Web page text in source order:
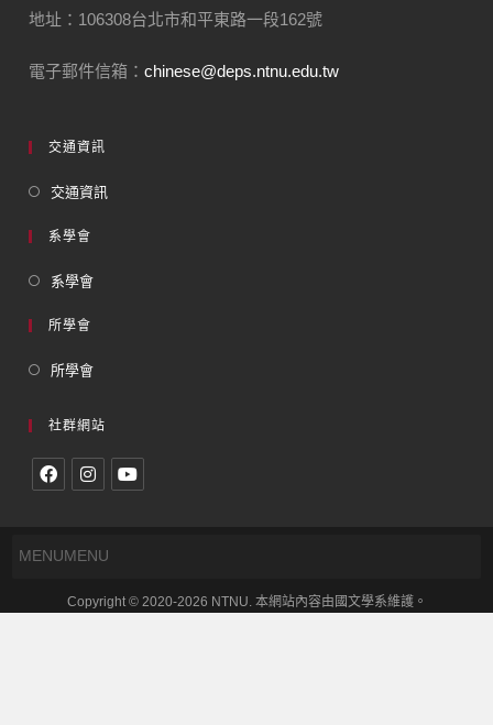
地址：106308台北市和平東路一段162號
電子郵件信箱：chinese@deps.ntnu.edu.tw
交通資訊
交通資訊
系學會
系學會
所學會
所學會
社群網站
MENUMENU
Copyright © 2020-2026 NTNU. 本網站內容由國文學系維護。